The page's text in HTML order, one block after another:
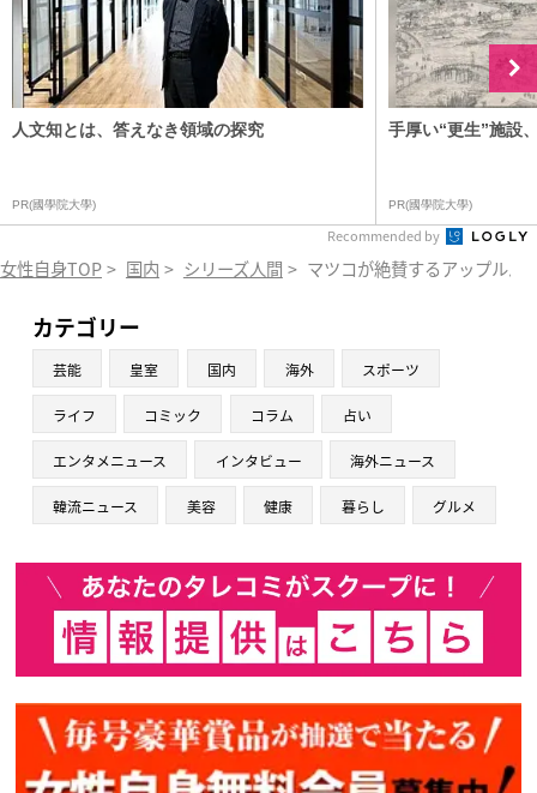
人文知とは、答えなき領域の探究
PR(國學院大學)
手厚い“更生”施設
PR(國學院大學)
Recommended by
女性自身TOP > 国内 > シリーズ人間 > マツコが絶賛するアップル
カテゴリー
芸能 皇室 国内 海外 スポーツ
ライフ コミック コラム 占い
エンタメニュース インタビュー 海外ニュース
韓流ニュース 美容 健康 暮らし グルメ